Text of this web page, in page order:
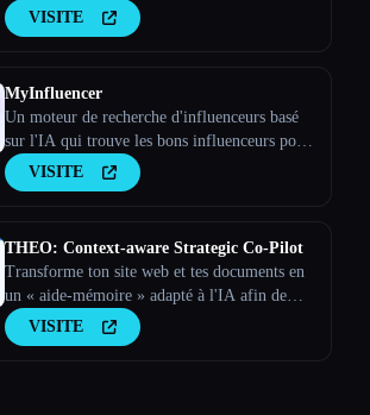
l'IAVISITE
MyInfluencer
Un moteur de recherche d'influenceurs basé
sur l'IA qui trouve les bons influenceurs pour
toutes les entreprises
VISITE
THEO: Context-aware Strategic Co-Pilot
Transforme ton site web et tes documents en
un « aide-mémoire » adapté à l'IA afin de
faire de ton assistant d'IA un partenaire
stratégique
VISITE